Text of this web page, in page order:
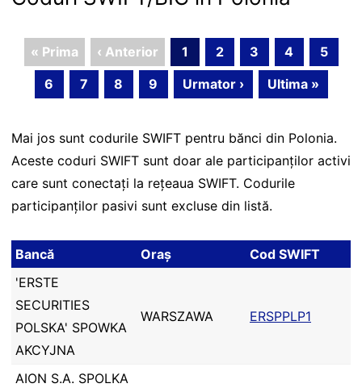
« Prima ‹ Anterior 1 2 3 4
5
6
7 8 9 Urmator › Ultima »
Mai jos sunt codurile SWIFT pentru bănci din Polonia.
Aceste coduri SWIFT sunt doar ale participanților activi
care sunt conectați la rețeaua SWIFT. Codurile
participanților pasivi sunt excluse din listă.
Bancă Oraș
Cod SWIFT
'ERSTE
SECURITIES
POLSKA' SPOWKA
AKCYJNA
WARSZAWA ERSPPLP1
AION S.A. SPOLKA